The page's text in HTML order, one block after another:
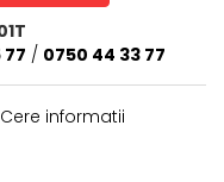
/ 0750 44 33 77
informatii